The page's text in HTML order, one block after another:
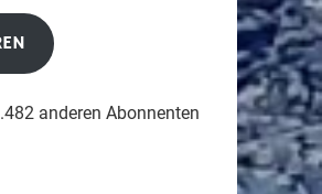
anderen Abonnenten